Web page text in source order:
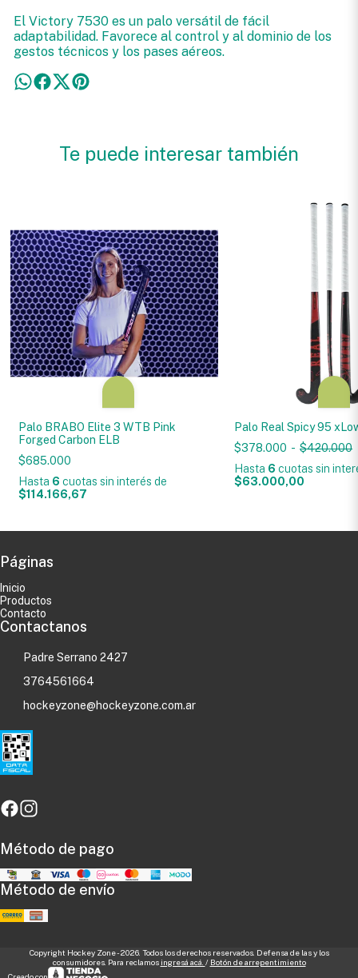
El Victory 7530 es un palo versátil de fácil
adaptabilidad. Favorece al control y al dominio de los
gestos técnicos y los pases aéreos.
Te puede interesar también
Palo BRABO Elite 3 WTB Pink
Forged Carbon ELB
$685.000
Hasta 6 cuotas sin interés de
$114.166,67
Palo Real Spicy 95
$378.000 - $420.000
Hasta 6 cuotas sin
$63.000,00
Páginas
Inicio
Productos
Contacto
Contactanos
Padre Serrano 2427
3764561664
hockeyzone@hockeyzone.com.ar
Método de pago
Método de envío
Copyright Hockey Zone - 2026. Todos los derechos reservados. Defensa de las y los
consumidores. Para reclamos ingresá acá. / Botón de arrepentimiento